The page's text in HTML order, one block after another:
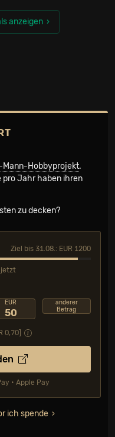
anzeigen
Mann-Hobbyprojekt.
pro Jahr haben ihren
zu decken?
Ziel bis 31.08.: EUR 1200
jetzt
EUR
50
anderer
Betrag
0,70]
• Apple Pay
ich spende